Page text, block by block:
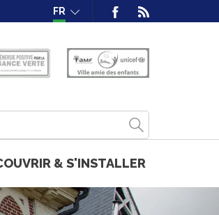
FR
& S'INSTALLER